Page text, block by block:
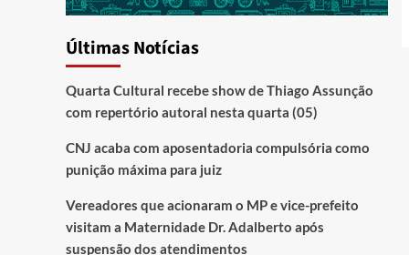
Últimas Notícias
Quarta Cultural recebe show de Thiago Assunção
com repertório autoral nesta quarta (05)
CNJ acaba com aposentadoria compulsória como
punição máxima para juiz
Vereadores que acionaram o MP e vice-prefeito
visitam a Maternidade Dr. Adalberto após
suspensão dos atendimentos